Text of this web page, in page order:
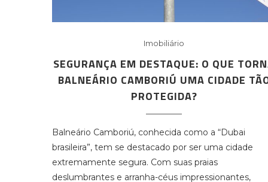
Imobiliário
SEGURANÇA EM DESTAQUE: O QUE
BALNEÁRIO CAMBORIÚ UMA CIDADE
PROTEGIDA?
Balneário Camboriú, conhecida como a “Dubai
brasileira”, tem se destacado por ser uma cidade
extremamente segura. Com suas praias
deslumbrantes e arranha-céus impressionantes,